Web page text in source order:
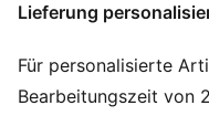
Obermaterial aus
Gummi-
Gummilaufsohle
Lieferung
Für personalisierte
Bearbeitungszeit von